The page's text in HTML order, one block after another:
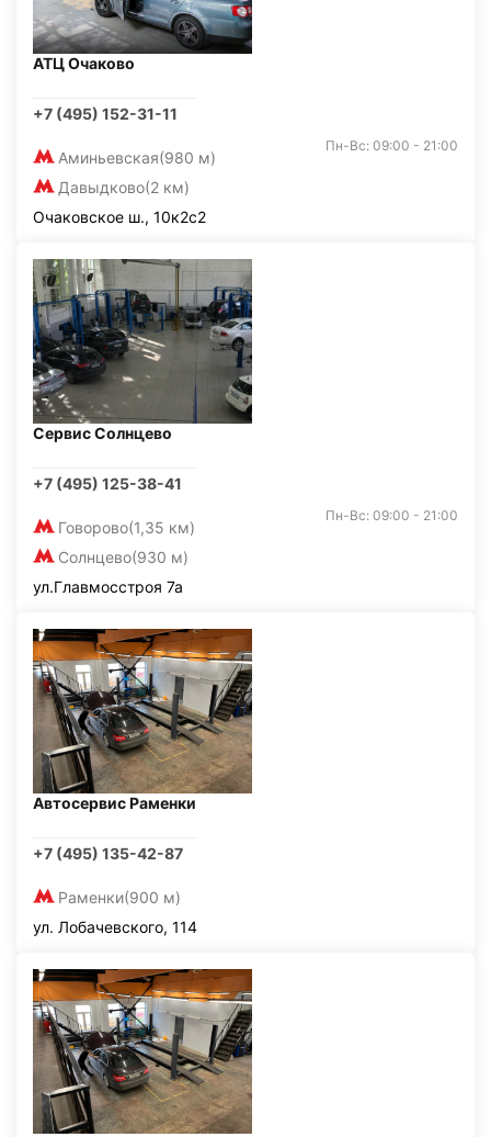
АТЦ Очаково
+7 (495) 152-31-11
Аминьевская(980 м)
Давыдково(2 км)
Пн-Вс: 09:00 - 21:00
Очаковское ш., 10к2с2
Сервис Солнцево
+7 (495) 125-38-41
Говорово(1,35 км)
Солнцево(930 м)
Пн-Вс: 09:00 - 21:00
ул.Главмосстроя 7а
Автосервис Раменки
+7 (495) 135-42-87
Раменки(900 м)
ул. Лобачевского, 114